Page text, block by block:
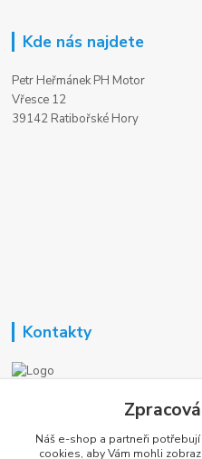
Kde nás najdete
Petr Heřmánek PH Motor
Vřesce 12
39142 Ratibořské Hory
Kontakty
+420 723 362 738
Náš e-shop a partneři potřebují
cookies, aby Vám mohli